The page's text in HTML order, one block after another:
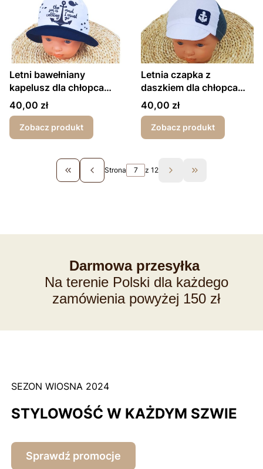
Letni bawełniany
kapelusz dla chłopca
kotwica
Cena
40,00 zł
Zobacz produkt
Letnia czapka z
daszkiem dla chłopca
kotwica
Cena
40,00 zł
Zobacz produkt
Wróć do pierwszej strony z produktami
Strona z 12 Przejdź do
Darmowa przesyłka
Na terenie Polski dla każdego
zamówienia powyżej 150 zł
SEZON WIOSNA 2024
STYLOWOŚĆ W KAŻDYM SZWIE
Sprawdź promocje